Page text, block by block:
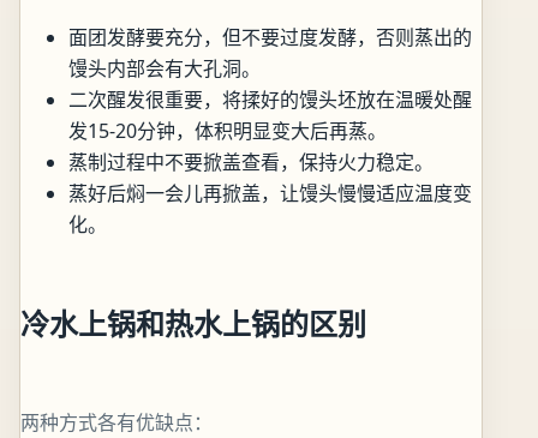
面团发酵要充分，但不要过度发酵，否则蒸出的
馒头内部会有大孔洞。
二次醒发很重要，将揉好的馒头坯放在温暖处醒
发15-20分钟，体积明显变大后再蒸。
蒸制过程中不要掀盖查看，保持火力稳定。
蒸好后焖一会儿再掀盖，让馒头慢慢适应温度变
化。
冷水上锅和热水上锅的区别
两种方式各有优缺点：